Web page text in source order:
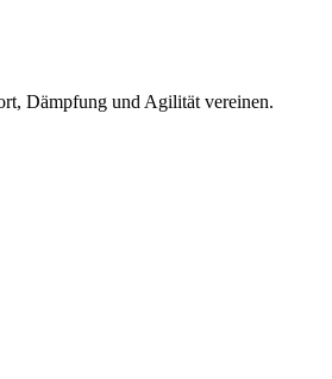
Dämpfung und Agilität vereinen.